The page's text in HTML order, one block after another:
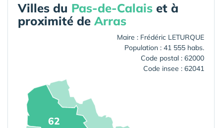
Villes du Pas-de-Calais et à
proximité de Arras
Maire : Frédéric LETURQUE
Population : 41 555 habs.
Code postal : 62000
Code insee : 62041
62